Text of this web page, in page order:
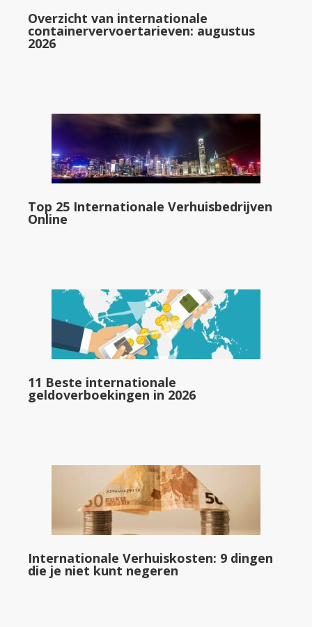
Overzicht van internationale
containervervoertarieven: augustus
2026
Top 25 Internationale Verhuisbedrijven
Online
11 Beste internationale
geldoverboekingen in 2026
Internationale Verhuiskosten: 9 dingen
die je niet kunt negeren